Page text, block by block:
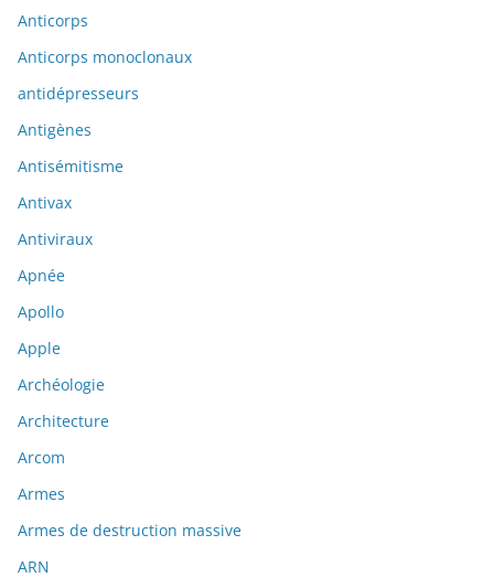
Anticorps
Anticorps monoclonaux
antidépresseurs
Antigènes
Antisémitisme
Antivax
Antiviraux
Apnée
Apollo
Apple
Archéologie
Architecture
Arcom
Armes
Armes de destruction massive
ARN